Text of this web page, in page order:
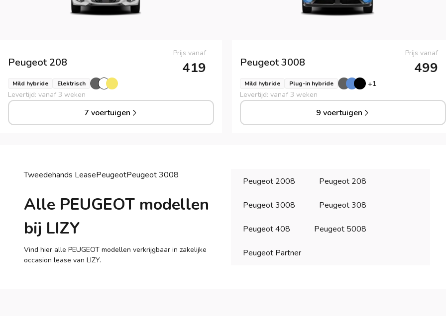
Peugeot 208
Prijs vanaf
419
Mild hybride Elektrisch
Levertijd: vanaf 3 weken
7 voertuigen
Peugeot3008
Prijs vanaf
499
Mild hybride Plug-in hybride +1
Levertijd: vanaf 3 weken
9 voertuigen
Tweedehands LeasePeugeotPeugeot3008
Alle PEUGEOT modellen
bij LIZY
Vind hier alle PEUGEOT modellen verkrijgbaar in zakelijke
occasion lease van LIZY.
Peugeot 2008 Peugeot 208
Peugeot 3008 Peugeot 308
Peugeot 408 Peugeot 5008
Peugeot Partner